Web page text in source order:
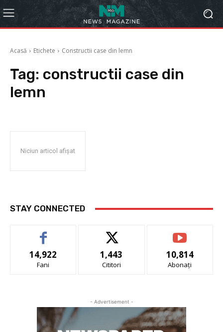
Acasă Etichete Constructii case din lemn
Tag: constructii case din
lemn
Niciun articol afișat
STAY CONNECTED
14,922
Fani
1,443
Cititori
10,814
Abonați
- Advertisement -